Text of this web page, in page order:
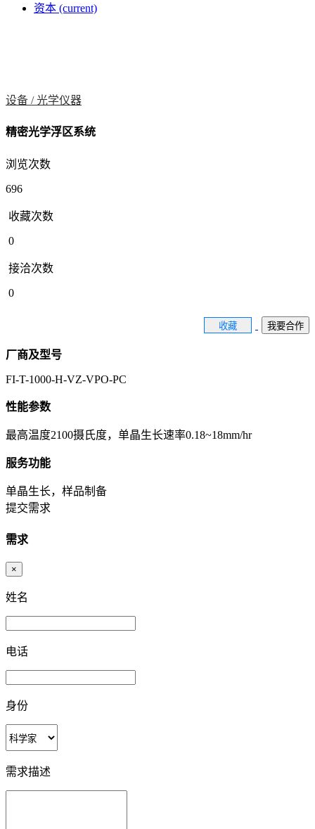
资本 (current)
设备 /光学仪器
精密光学浮区系统
浏览次数
696
收藏次数
0
接洽次数
0
收藏 我要合作
厂商及型号
FI-T-1000-H-VZ-VPO-PC
性能参数
最高温度2100摄氏度，单晶生长速率0.18~18mm/hr
服务功能
单晶生长，样品制备
提交需求
需求
×
姓名
电话
身份
需求描述